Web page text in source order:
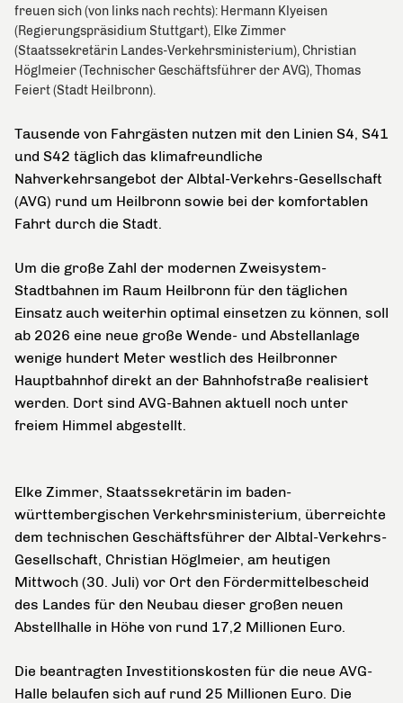
freuen sich (von links nach rechts): Hermann Klyeisen
(Regierungspräsidium Stuttgart), Elke Zimmer
(Staatssekretärin Landes-Verkehrsministerium), Christian
Höglmeier (Technischer Geschäftsführer der AVG), Thomas
Feiert (Stadt Heilbronn).
Tausende von Fahrgästen nutzen mit den Linien S4, S41
und S42 täglich das klimafreundliche
Nahverkehrsangebot der Albtal-Verkehrs-Gesellschaft
(AVG) rund um Heilbronn sowie bei der komfortablen
Fahrt durch die Stadt.
Um die große Zahl der modernen Zweisystem-
Stadtbahnen im Raum Heilbronn für den täglichen
Einsatz auch weiterhin optimal einsetzen zu können, soll
ab 2026 eine neue große Wende- und Abstellanlage
wenige hundert Meter westlich des Heilbronner
Hauptbahnhof direkt an der Bahnhofstraße realisiert
werden. Dort sind AVG-Bahnen aktuell noch unter
freiem Himmel abgestellt.
Elke Zimmer, Staatssekretärin im baden-
württembergischen Verkehrsministerium, überreichte
dem technischen Geschäftsführer der Albtal-Verkehrs-
Gesellschaft, Christian Höglmeier, am heutigen
Mittwoch (30. Juli) vor Ort den Fördermittelbescheid
des Landes für den Neubau dieser großen neuen
Abstellhalle in Höhe von rund 17,2 Millionen Euro.
Die beantragten Investitionskosten für die neue AVG-
Halle belaufen sich auf rund 25 Millionen Euro. Die